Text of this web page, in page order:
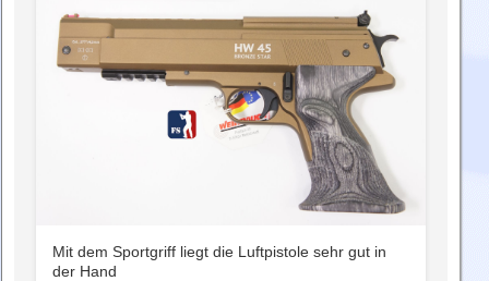
Mit dem Sportgriff liegt die Luftpistole sehr gut in
der Hand